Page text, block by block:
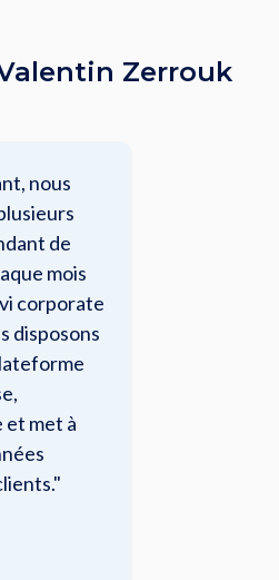
Zerrouk
nous
de
mois
corporate
disposons
et met à